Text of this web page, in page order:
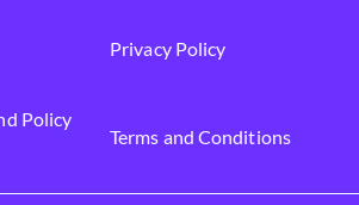
Privacy Policy
Policy
Terms and Conditions